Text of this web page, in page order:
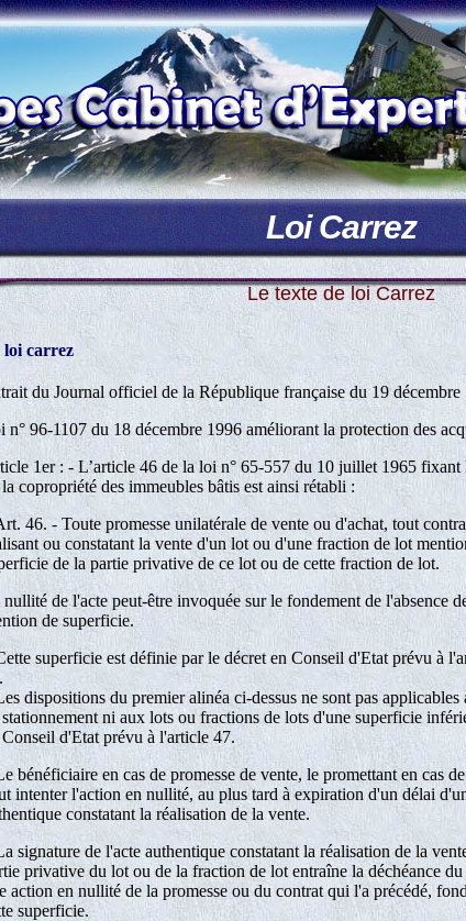
Loi Carrez
Le texte de loi Carrez
loi carrez
du Journal officiel de la République française du 19 décembre
n° 96-1107 du 18 décembre 1996 améliorant la protection des
1er : - L’article 46 de la loi n° 65-557 du 10 juillet 1965 fixant
copropriété des immeubles bâtis est ainsi rétabli :
46. - Toute promesse unilatérale de vente ou d'achat, tout
ou constatant la vente d'un lot ou d'une fraction de lot
de la partie privative de ce lot ou de cette fraction de lot.
de l'acte peut-être invoquée sur le fondement de l'absence
de superficie.
superficie est définie par le décret en Conseil d'Etat prévu à
dispositions du premier alinéa ci-dessus ne sont pas applicables
ni aux lots ou fractions de lots d'une superficie
d'Etat prévu à l'article 47.
bénéficiaire en cas de promesse de vente, le promettant en cas
intenter l'action en nullité, au plus tard à expiration d'un délai
constatant la réalisation de la vente.
signature de l'acte authentique constatant la réalisation de la
privative du lot ou de la fraction de lot entraîne la déchéance
action en nullité de la promesse ou du contrat qui l'a précédé,
superficie.